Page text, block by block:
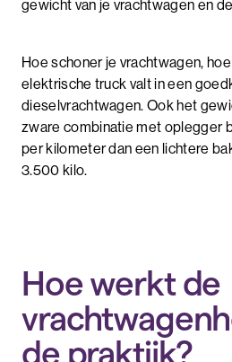
gewicht van je vrachtwagen en
Hoe schoner je vrachtwagen,
elektrische truck valt in een
dieselvrachtwagen. Ook het
zware combinatie met oplegger
per kilometer dan een lichtere
3.500 kilo.
Hoe werkt de
de praktijk?